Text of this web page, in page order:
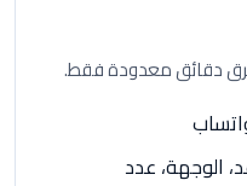
دقائق معدودة فقط.
الوجهة، عدد